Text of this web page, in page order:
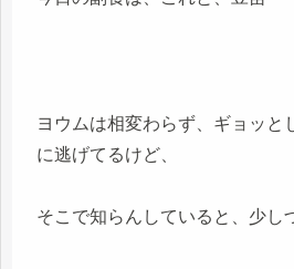
ヨウムは相変わらず、ギョッと
に逃げてるけど、
そこで知らんしていると、少し